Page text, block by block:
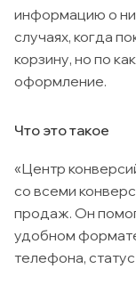
информацию о
случаях, когда
корзину, но по
оформление.
Что это такое
«Центр
со всеми
продаж. Он
удобном
телефона, статус